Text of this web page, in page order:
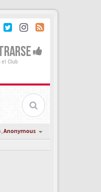
el Club
Anonymous